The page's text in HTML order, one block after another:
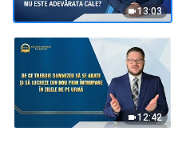
13:03
12:42